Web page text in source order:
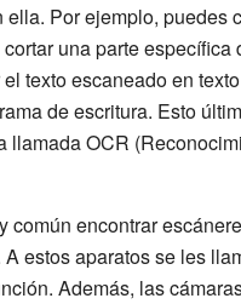
ella. Por ejemplo, puedes
una parte específica
texto escaneado en
de escritura. Esto
llamada OCR
común encontrar
estos aparatos se les
Además, las